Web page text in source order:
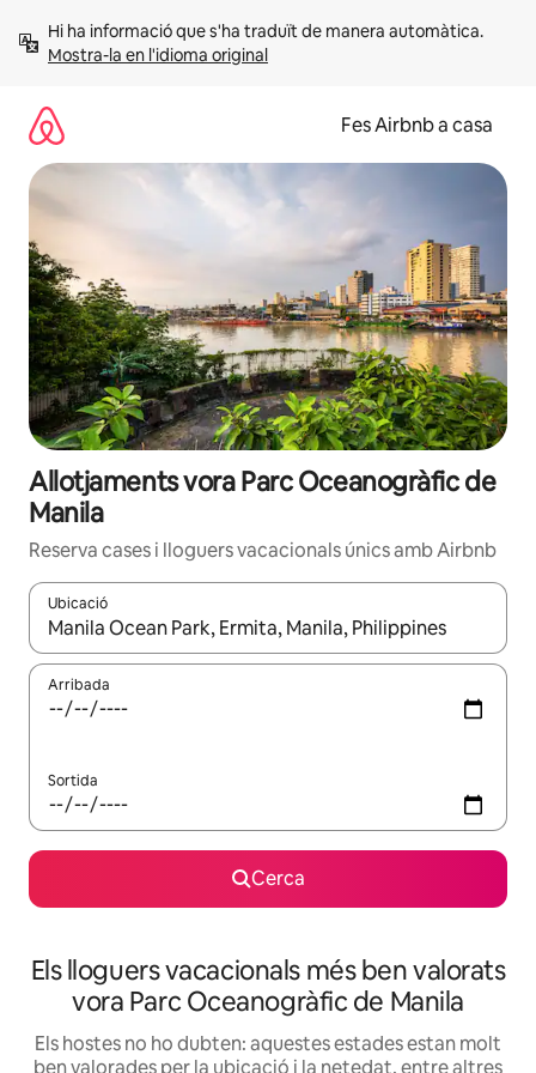
Mostra-la en l'idioma original
Fes Airbnb a casa
Allotjaments vora Parc Oceanogràfic de
Manila
Reserva cases i lloguers vacacionals únics amb Airbnb
Ubicació
Quan els resultats estiguin disponibles, podràs navegar-hi a
Arribada
Sortida
Cerca
Els lloguers vacacionals més ben valorats
vora Parc Oceanogràfic de Manila
Els hostes no ho dubten: aquestes estades estan molt
ben valorades per la ubicació i la netedat, entre altres